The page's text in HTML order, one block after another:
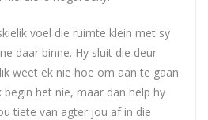
voel die ruimte klein met sy
daar binne. Hy sluit die deur
weet ek nie hoe om aan te gaan
het nie, maar dan help hy
tiete van agter jou af in die